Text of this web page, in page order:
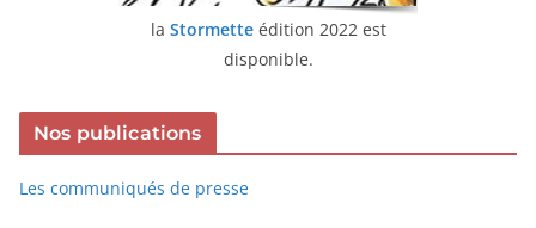
la Stormetteédition 2022 est
disponible.
Nos publications
Les communiqués de presse